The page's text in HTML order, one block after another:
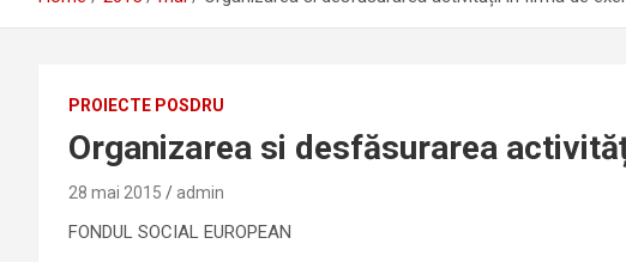
PROIECTE POSDRU
Organizarea si desfăsurarea
28 mai 2015 admin
FONDUL SOCIAL EUROPEAN